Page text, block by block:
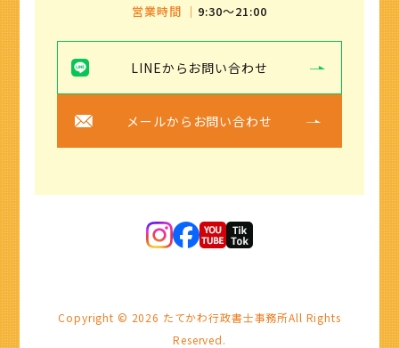
営業時間 ｜ 9:30〜21:00
LINEからお問い合わせ
メールからお問い合わせ
Copyright © 2026 たてかわ行政書士事務所All Rights
Reserved.